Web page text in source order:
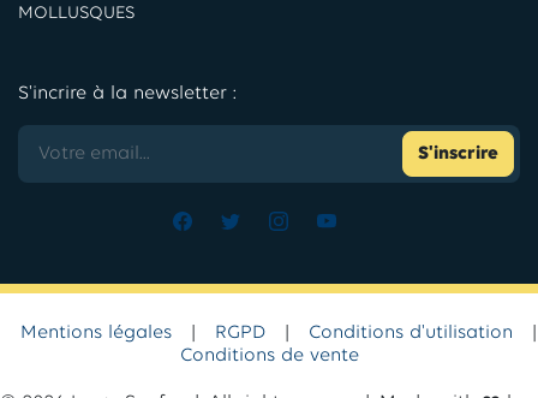
MOLLUSQUES
S'incrire à la newsletter :
S'inscrire
Mentions légales RGPD Conditions d'utilisation
Conditions de vente